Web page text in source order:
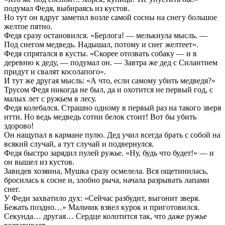
подумал Федя, выбираясь из кустов.
Но тут он вдруг заметил возле самой сосны на снегу большое
желтое пятно.
Федя сразу остановился. «Берлога! — мелькнула мысль. —
Под снегом медведь. Надышал, потому и снег желтеет».
Федя спрятался в кусты. «Скорее отозвать собаку — и в
деревню к деду, — подумал он. — Завтра же дед с Силантием
придут и свалят косолапого».
И тут же другая мысль: «А что, если самому убить медведя?»
Трусом Федя никогда не был, да и охотится не первый год, с
малых лет с ружьем в лесу.
Федя колебался. Страшно одному в первый раз на такого зверя
итти. Но ведь медведь сотни белок стоит! Вот бы убить
здорово!
Он нащупал в кармане пулю. Дед учил всегда брать с собой на
всякий случай, а тут случай и подвернулся.
Федя быстро зарядил пулей ружье. «Ну, будь что будет!» — и
он вышел из кустов.
Завидев хозяина, Мушка сразу осмелела. Вся ощетинилась,
бросилась к сосне и, злобно рыча, начала разрывать лапами
снег.
У Феди захватило дух: «Сейчас разбудит, выгонит зверя.
Бежать поздно…» Мальчик взвел курок и приготовился.
Секунда… другая… Сердце колотится так, что даже ружье